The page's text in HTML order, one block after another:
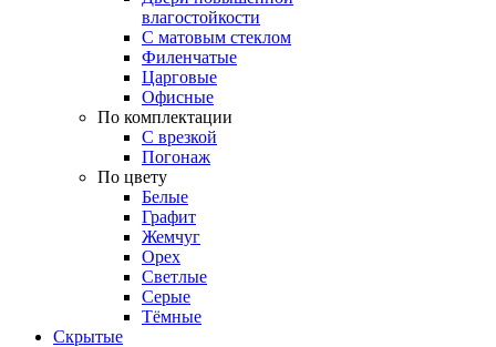
влагостойкости
С матовым стеклом
Филенчатые
Царговые
Офисные
По комплектации
С врезкой
Погонаж
По цвету
Белые
Графит
Жемчуг
Орех
Светлые
Серые
Тёмные
Скрытые